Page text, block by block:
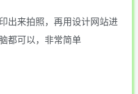
出来拍照，再用设计网站进
都可以，非常简单